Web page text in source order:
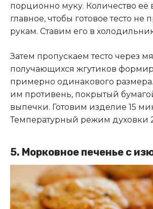
порционно муку. Количество её
главное, чтобы готовое тесто не
рукам. Ставим его в
Затем пропускаем тесто через
получающихся жгутиков
примерно одинакового
им противень, покрытый
выпечки. Готовим изделие 15
Температурный режим духовки
5. Морковное печенье с